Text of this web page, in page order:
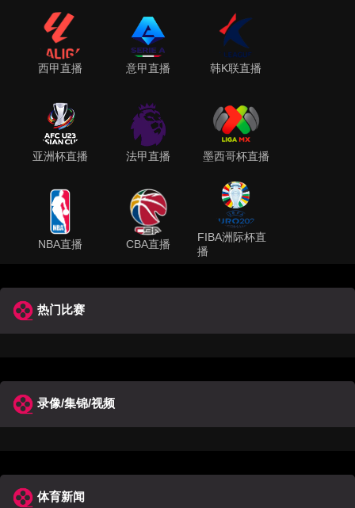
西甲直播 意甲直播 韩K联直播
亚洲杯直播 法甲直播 墨西哥杯直播
NBA直播 CBA直播
FIBA洲际杯直
播
热门比赛
录像/集锦/视频
体育新闻